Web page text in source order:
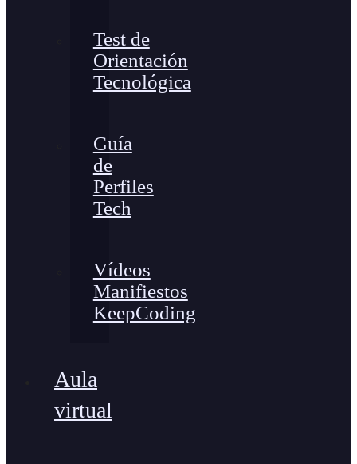
Test de
Orientación
Tecnológica
Guía
de
Perfiles
Tech
Vídeos
Manifiestos
KeepCoding
Aula
virtual